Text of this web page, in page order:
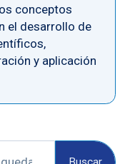
conceptos
el desarrollo de
y aplicación